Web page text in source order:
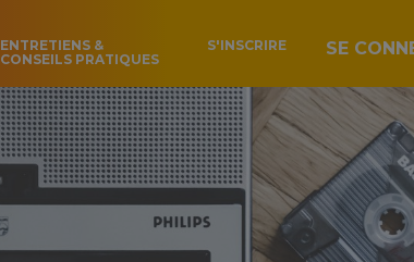
ENTRETIENS &
CONSEILS PRATIQUES
S'INSCRIRE SE